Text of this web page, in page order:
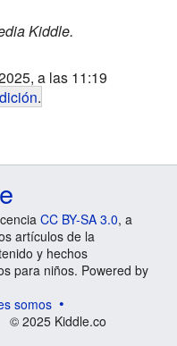
Kiddle.
a las 11:19
.
CC BY-SA 3.0, a
artículos de la
y hechos
para niños. Powered by
somos
© 2025 Kiddle.co